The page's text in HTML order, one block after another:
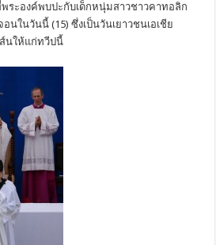
ระองค์พบปะกับเด็กหนุ่มสาวชาวคาทอลิก
ในวันนี้ (15) ซึ่งเป็นวันเยาวชนเอเชีย
ส์นให้แก่ทวีปนี้